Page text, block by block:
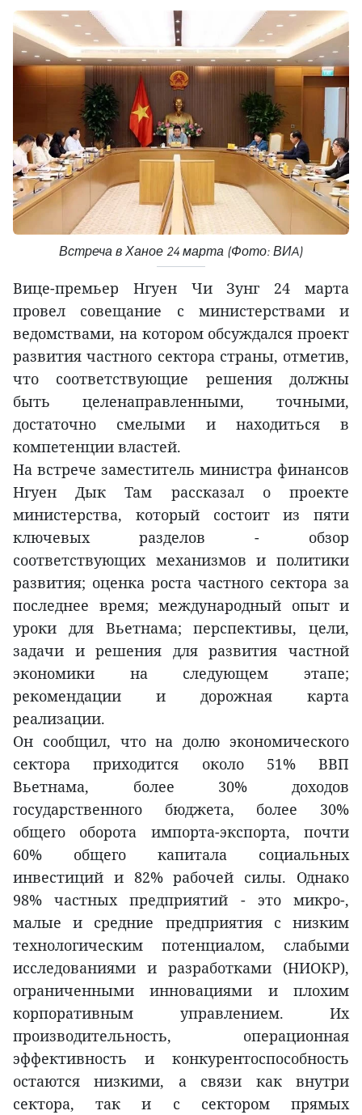
Встреча в Ханое 24 марта (Фото: ВИA)
Вице-премьер Нгуен Чи Зунг 24 марта
провел совещание с министерствами и
ведомствами, на котором обсуждался проект
развития частного сектора страны, отметив,
что соответствующие решения должны
быть целенаправленными, точными,
достаточно смелыми и находиться в
компетенции властей.
На встрече заместитель министра финансов
Нгуен Дык Там рассказал о проекте
министерства, который состоит из пяти
ключевых разделов - обзор
соответствующих механизмов и политики
развития; оценка роста частного сектора за
последнее время; международный опыт и
уроки для Вьетнама; перспективы, цели,
задачи и решения для развития частной
экономики на следующем этапе;
рекомендации и дорожная карта
реализации.
Он сообщил, что на долю экономического
сектора приходится около 51% ВВП
Вьетнама, более 30% доходов
государственного бюджета, более 30%
общего оборота импорта-экспорта, почти
60% общего капитала социальных
инвестиций и 82% рабочей силы. Однако
98% частных предприятий - это микро-,
малые и средние предприятия с низким
технологическим потенциалом, слабыми
исследованиями и разработками (НИОКР),
ограниченными инновациями и плохим
корпоративным управлением. Их
производительность, операционная
эффективность и конкурентоспособность
остаются низкими, а связи как внутри
сектора, так и с сектором прямых